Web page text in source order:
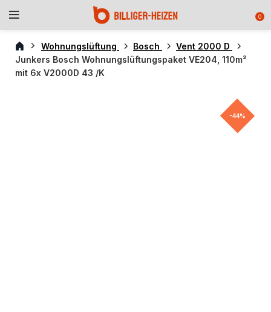
0
Wohnungslüftung Bosch
Vent 2000 D
Junkers Bosch Wohnungslüftungspaket VE204, 110m²
mit 6x V2000D 43 /K
-44%